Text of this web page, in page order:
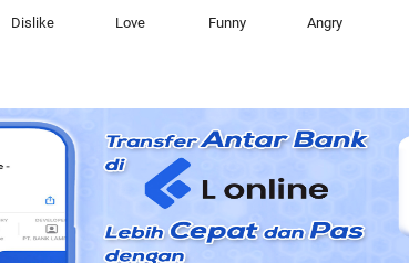
Dislike Love Funny Angry